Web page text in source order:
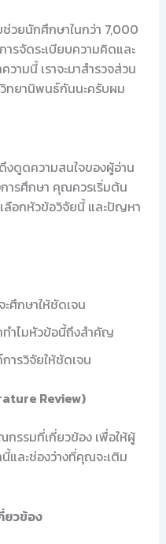
วยนักศึกษาในกว่า 7,000
รจัดระเบียบความคิดและ
ามนี้ เราจะมาสำรวจส่วน
ทยานิพนธ์กันนะครับผม
ดูดความสนใจของผู้อ่าน
รศึกษา คุณควรเริ่มต้น
ลือกหัวข้อวิจัยนี้ และปัญหา
กษาให้ชัดเจน
ำไมหัวข้อนี้ถึงสำคัญ
ารวิจัยให้ชัดเจน
Review)
รรมที่เกี่ยวข้อง เพื่อให้ผู้
และช่องว่างที่คุณจะเติม
ยวข้อง